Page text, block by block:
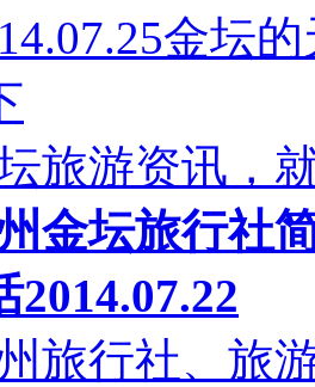
金坛
旅游资讯，
金坛旅行社
2014.07.22
旅行社、旅